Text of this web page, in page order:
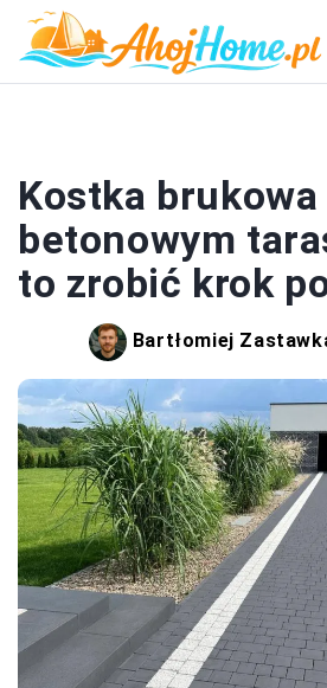
Kostka brukowa
betonowym
to zrobić krok
Bartłomiej